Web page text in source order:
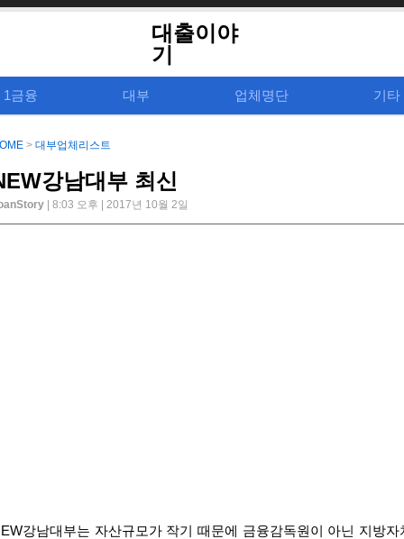
대출이야
기
1금융 대부 업체명단 기타
> 대부업체리스트
강남대부 최신
| 8:03 오후 | 2017년 10월 2일
강남대부는 자산규모가 작기 때문에 금융감독원이 아닌 지방자